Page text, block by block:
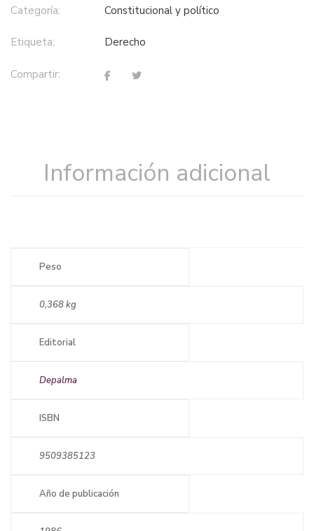
Categoría: constitucional y político
Etiqueta: derecho
Compartir:
Información adicional
Peso
0,368 kg
Editorial
Depalma
ISBN
9509385123
Año de publicación